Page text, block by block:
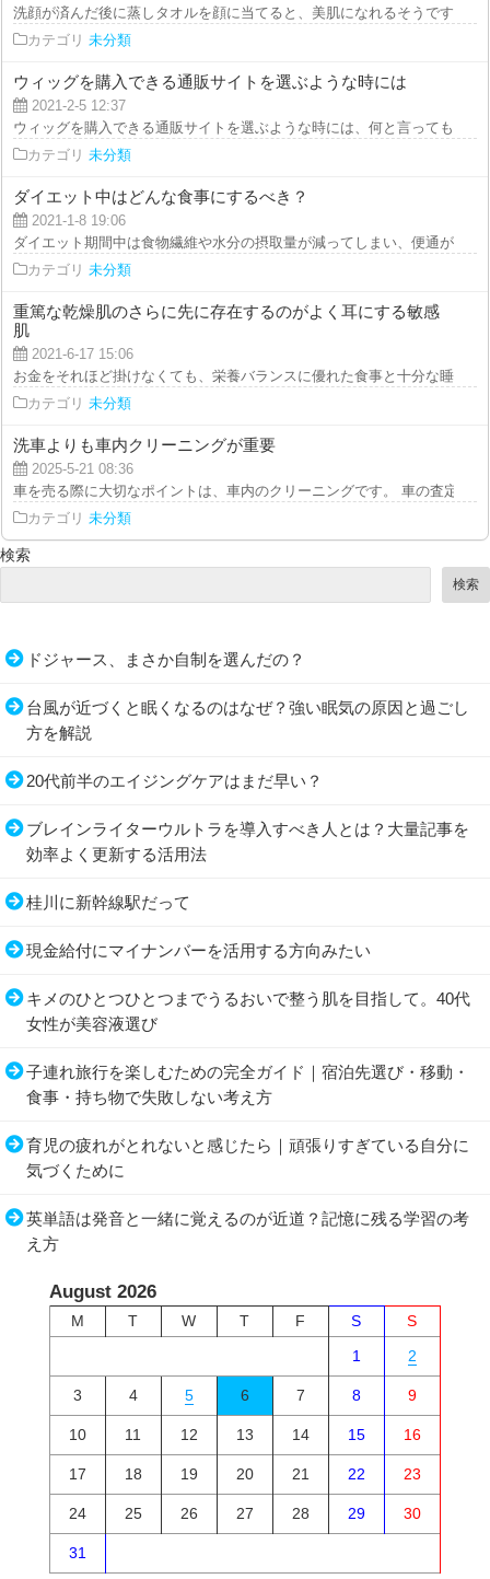
洗顔が済んだ後に蒸しタオルを顔に当てると、美肌になれるそうです。や
カテゴリ 未分類
ウィッグを購入できる通販サイトを選ぶような時には
2021-2-5 12:37
ウィッグを購入できる通販サイトを選ぶような時には、何と言っても実績
カテゴリ 未分類
ダイエット中はどんな食事にするべき？
2021-1-8 19:06
ダイエット期間中は食物繊維や水分の摂取量が減ってしまい、便通が悪く
カテゴリ 未分類
重篤な乾燥肌のさらに先に存在するのがよく耳にする敏感
肌
2021-6-17 15:06
お金をそれほど掛けなくても、栄養バランスに優れた食事と十分な睡眠を
カテゴリ 未分類
洗車よりも車内クリーニングが重要
2025-5-21 08:36
車を売る際に大切なポイントは、車内のクリーニングです。 車の査定は
カテゴリ 未分類
検索
検索
ドジャース、まさか自制を選んだの？
台風が近づくと眠くなるのはなぜ？強い眠気の原因と過ごし
方を解説
20代前半のエイジングケアはまだ早い？
ブレインライターウルトラを導入すべき人とは？大量記事を
効率よく更新する活用法
桂川に新幹線駅だって
現金給付にマイナンバーを活用する方向みたい
キメのひとつひとつまでうるおいで整う肌を目指して。40代
女性が美容液選び
子連れ旅行を楽しむための完全ガイド｜宿泊先選び・移動・
食事・持ち物で失敗しない考え方
育児の疲れがとれないと感じたら｜頑張りすぎている自分に
気づくために
英単語は発音と一緒に覚えるのが近道？記憶に残る学習の考
え方
August 2026
M T W T F S
S
1
2
3 4 5 6 7 8 9
10 11 12 13 14 15 16
17 18 19 20 21 22 23
24 25 26 27 28 29 30
31